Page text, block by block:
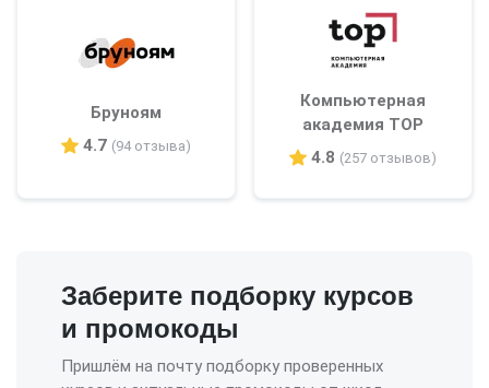
Бруноям
4.7 (94 отзыва)
Компьютерная
академия TOP
4.8 (257 отзывов)
Заберите подборку курсов
и промокоды
Пришлём на почту подборку проверенных